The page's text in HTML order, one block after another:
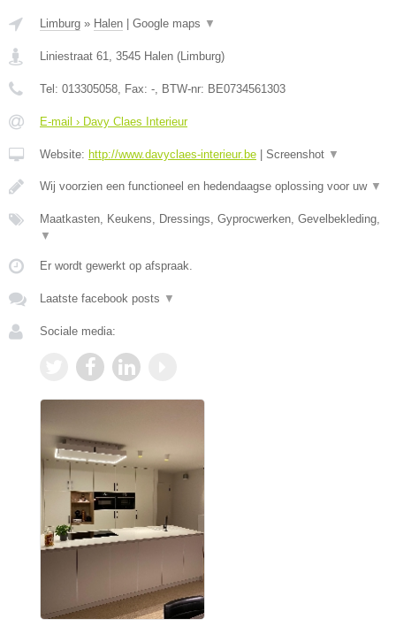
Limburg » Halen Google maps ▼
Liniestraat 61, 3545 Halen (Limburg)
Tel: 013305058, Fax: -, BTW-nr: BE0734561303
E-mail › Davy Claes Interieur
Website: http://www.davyclaes-interieur.be Screenshot ▼
Wij voorzien een functioneel en hedendaagse oplossing voor uw ▼
Maatkasten, Keukens, Dressings, Gyprocwerken, Gevelbekleding,
▼
Er wordt gewerkt op afspraak.
Laatste facebook posts ▼
Sociale media: